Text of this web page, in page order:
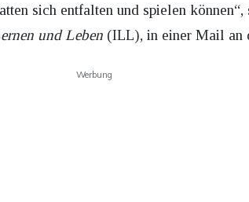
sich entfalten und spielen können“,
und Leben (ILL), in einer Mail an
Werbung